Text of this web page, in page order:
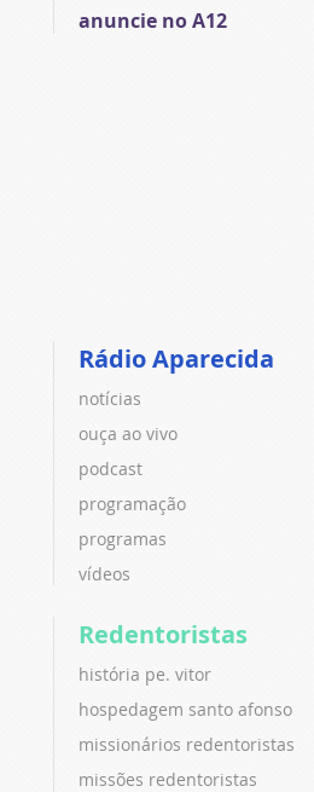
anuncie no A12
Rádio Aparecida
notícias
ouça ao vivo
podcast
programação
programas
vídeos
Redentoristas
história pe. vitor
hospedagem santo afonso
missionários redentoristas
missões redentoristas